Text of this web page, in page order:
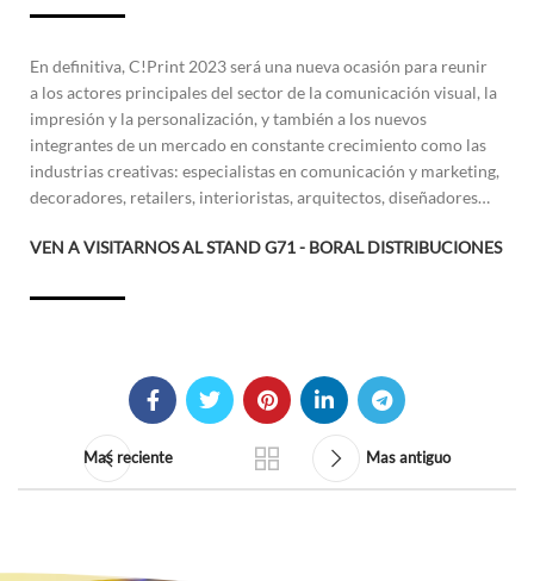
En definitiva, C!Print 2023 será una nueva ocasión para reunir
a los actores principales del sector de la comunicación visual, la
impresión y la personalización, y también a los nuevos
integrantes de un mercado en constante crecimiento como las
industrias creativas: especialistas en comunicación y marketing,
decoradores, retailers, interioristas, arquitectos, diseñadores…
VEN A VISITARNOS AL STAND G71 - BORAL DISTRIBUCIONES
Mas reciente Mas antiguo